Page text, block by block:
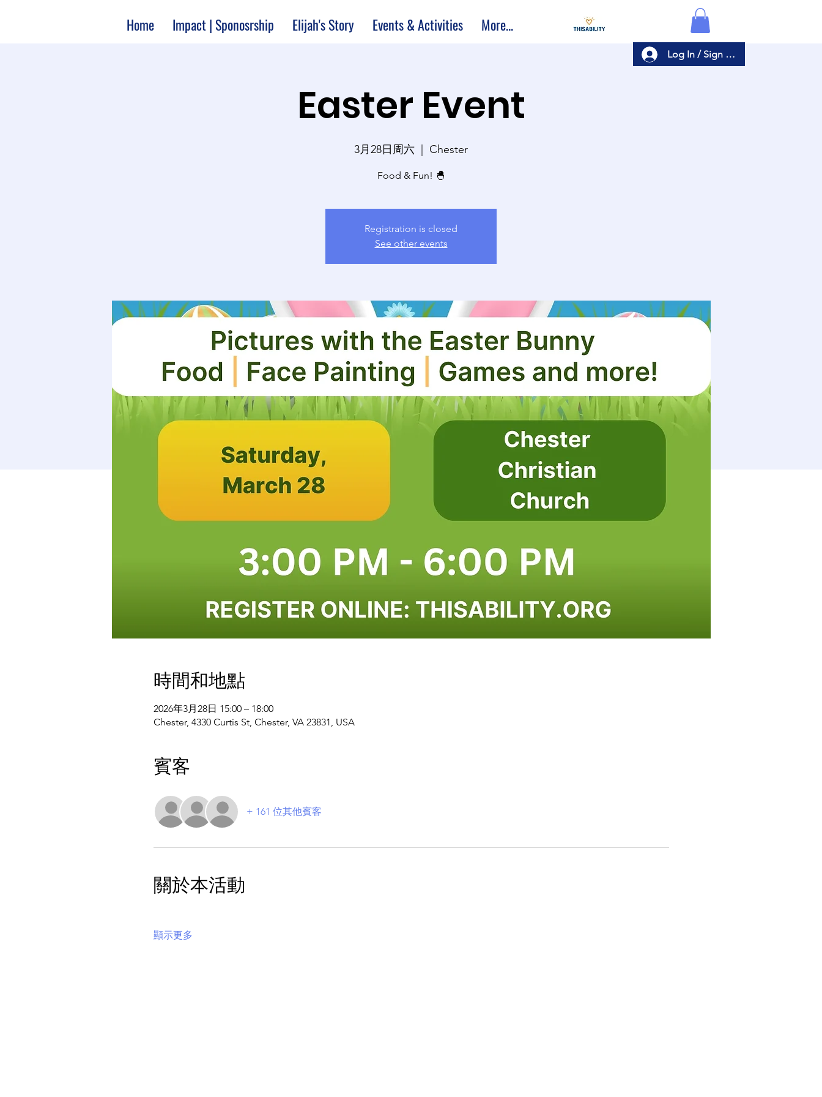
Log In / Sign Up
Home Impact | Sponosrship Elijah's Story Events & Activities More...
Easter Event
3月28日周六
  |
Chester
Food & Fun! 🐣
Registration is closed
See other events
時間和地點
2026年3月28日 15:00 – 18:00
Chester, 4330 Curtis St, Chester, VA 23831, USA
賓客
+ 161 位其他賓客
關於本活動
顯示更多